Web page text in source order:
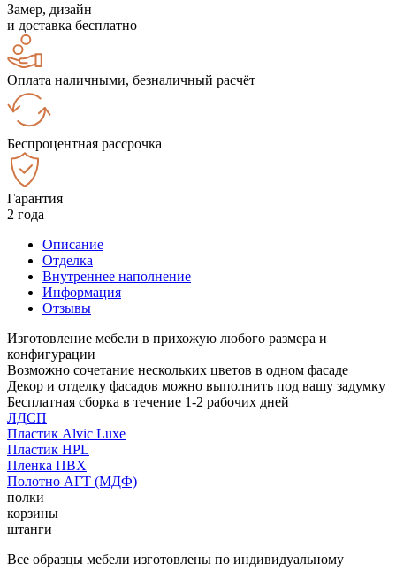
Замер, дизайн
и доставка бесплатно
Оплата наличными, безналичный расчёт
Беспроцентная рассрочка
Гарантия
2 года
Описание
Отделка
Внутреннее наполнение
Информация
Отзывы
Изготовление мебели в прихожую любого размера и
конфигурации
Возможно сочетание нескольких цветов в одном фасаде
Декор и отделку фасадов можно выполнить под вашу задумку
Бесплатная сборка в течение 1-2 рабочих дней
ЛДСП
Пластик Alvic Luxe
Пластик HPL
Пленка ПВХ
Полотно АГТ (МДФ)
полки
корзины
штанги
Все образцы мебели изготовлены по индивидуальному